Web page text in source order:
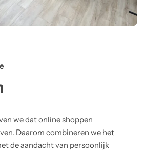
we dat online shoppen
Daarom combineren we het
de aandacht van persoonlijk